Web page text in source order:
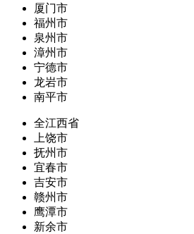
厦门市
福州市
泉州市
漳州市
宁德市
龙岩市
南平市
全江西省
上饶市
抚州市
宜春市
吉安市
赣州市
鹰潭市
新余市